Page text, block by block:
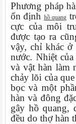
Phương pháp
ổn định hồ quang
cực của môi
được tạo ra
vậy, chỉ khác
nước. Nhiệt
và vật hàn làm
chảy lõi của
bọc và một
hàn và đông
gây hồ quang,
đều do thợ hàn